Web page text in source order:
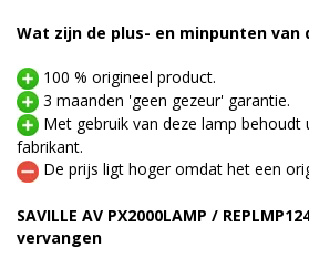
Wat zijn de plus- en minpunten van
100 % origineel product.
3 maanden 'geen gezeur' garantie.
Met gebruik van deze lamp behoudt
fabrikant.
De prijs ligt hoger omdat het een
SAVILLE AV PX2000LAMP /
vervangen